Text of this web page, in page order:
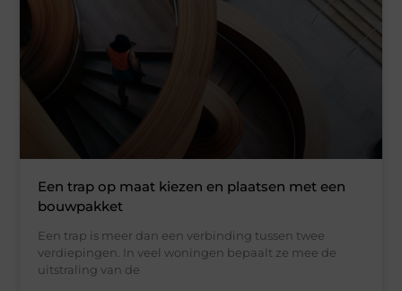
Een trap op maat kiezen en plaatsen met een
bouwpakket
Een trap is meer dan een verbinding tussen twee
verdiepingen. In veel woningen bepaalt ze mee de
uitstraling van de